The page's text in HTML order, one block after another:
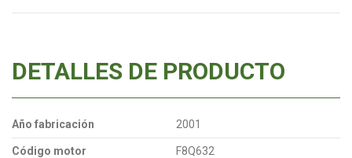
DETALLES DE PRODUCTO
Año fabricación 2001
Código motor F8Q632